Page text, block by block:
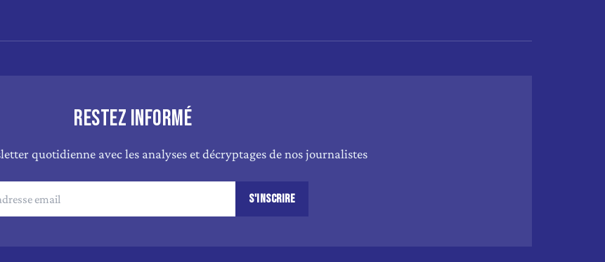
RESTEZ INFORMÉ
quotidienne avec les analyses et décryptages de nos journalistes
S'INSCRIRE